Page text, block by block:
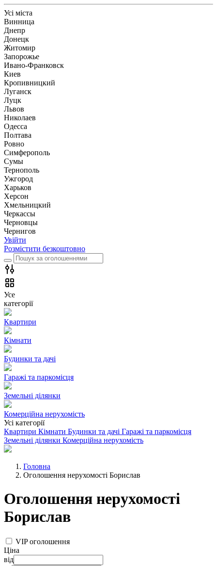
Усі міста
Винница
Днепр
Донецк
Житомир
Запорожье
Ивано-Франковск
Киев
Кропивницкий
Луганск
Луцк
Львов
Николаев
Одесса
Полтава
Ровно
Симферополь
Сумы
Тернополь
Ужгород
Харьков
Херсон
Хмельницкий
Черкассы
Чернoвцы
Чернигов
Увійти
Розмістити безкоштовно
Усе
категорії
Квартири
Кімнати
Будинки та дачі
Гаражі та паркомісця
Земельні ділянки
Комерційна нерухомість
Усі категорії
Квартири Кімнати Будинки та дачі Гаражі та паркомісця
Земельні ділянки Комерційна нерухомість
Головна
Оголошення нерухомості Борислав
Оголошення нерухомості
Борислав
VIP оголошення
Ціна
від